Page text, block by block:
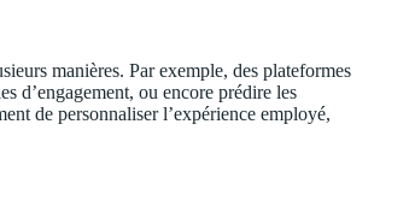
manières. Par exemple, des plateformes
d’engagement, ou encore prédire les
de personnaliser l’expérience employé,